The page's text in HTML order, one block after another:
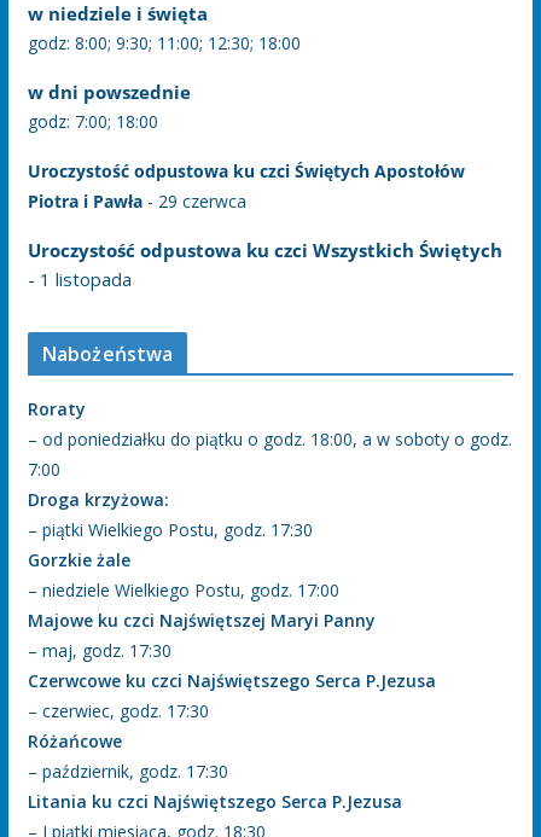
w niedziele i święta
godz: 8:00; 9:30; 11:00; 12:30; 18:00
w dni powszednie
godz: 7:00; 18:00
Uroczystość odpustowa ku czci Świętych Apostołów
Piotra i Pawła- 29 czerwca
Uroczystość odpustowa ku czci Wszystkich Świętych
- 1 listopada
Nabożeństwa
Roraty
– od poniedziałku do piątku o godz. 18:00, a w soboty o godz.
7:00
Droga krzyżowa:
– piątki Wielkiego Postu, godz. 17:30
Gorzkie żale
– niedziele Wielkiego Postu, godz. 17:00
Majowe ku czci Najświętszej Maryi Panny
– maj, godz. 17:30
Czerwcowe ku czci Najświętszego Serca P.Jezusa
– czerwiec, godz. 17:30
Różańcowe
– październik, godz. 17:30
Litania ku czci Najświętszego Serca P.Jezusa
– I piątki miesiąca, godz. 18:30